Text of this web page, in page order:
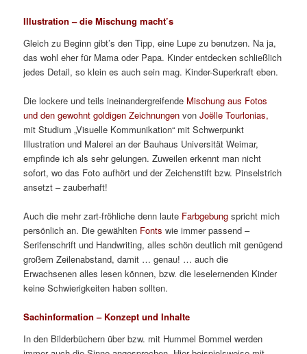
Illustration – die Mischung macht’s
Gleich zu Beginn gibt’s den Tipp, eine Lupe zu benutzen. Na ja,
das wohl eher für Mama oder Papa. Kinder entdecken schließlich
jedes Detail, so klein es auch sein mag. Kinder-Superkraft eben.
Die lockere und teils ineinandergreifende Mischung aus Fotos
und den gewohnt goldigen Zeichnungen vonJoëlle Tourlonias,
mit Studium „Visuelle Kommunikation“ mit Schwerpunkt
Illustration und Malerei an der Bauhaus Universität Weimar,
empfinde ich als sehr gelungen. Zuweilen erkennt man nicht
sofort, wo das Foto aufhört und der Zeichenstift bzw. Pinselstrich
ansetzt – zauberhaft!
Auch die mehr zart-fröhliche denn laute Farbgebung spricht mich
persönlich an. Die gewählten Fonts wie immer passend –
Serifenschrift und Handwriting, alles schön deutlich mit genügend
großem Zeilenabstand, damit … genau! … auch die
Erwachsenen alles lesen können, bzw. die leselernenden Kinder
keine Schwierigkeiten haben sollten.
Sachinformation – Konzept und Inhalte
In den Bilderbüchern über bzw. mit Hummel Bommel werden